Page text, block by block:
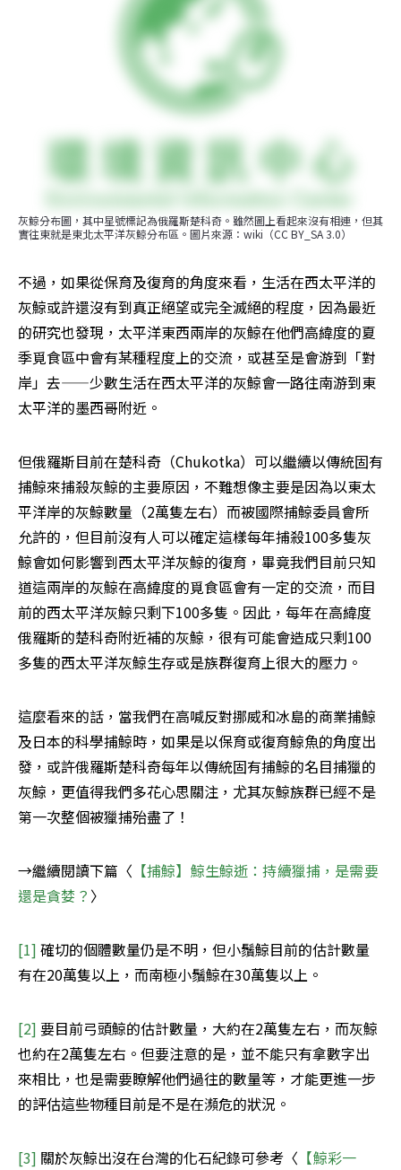
灰鯨分布圖，其中星號標記為俄羅斯楚科奇。雖然圖上看起來沒有相連，但其
實往東就是東北太平洋灰鯨分布區。圖片來源：wiki（CC BY_SA 3.0）
不過，如果從保育及復育的角度來看，生活在西太平洋的
灰鯨或許還沒有到真正絕望或完全滅絕的程度，因為最近
的研究也發現，太平洋東西兩岸的灰鯨在他們高緯度的夏
季覓食區中會有某種程度上的交流，或甚至是會游到「對
岸」去——少數生活在西太平洋的灰鯨會一路往南游到東
太平洋的墨西哥附近。
但俄羅斯目前在楚科奇（Chukotka）可以繼續以傳統固有
捕鯨來捕殺灰鯨的主要原因，不難想像主要是因為以東太
平洋岸的灰鯨數量（2萬隻左右）而被國際捕鯨委員會所
允許的，但目前沒有人可以確定這樣每年捕殺100多隻灰
鯨會如何影響到西太平洋灰鯨的復育，畢竟我們目前只知
道這兩岸的灰鯨在高緯度的覓食區會有一定的交流，而目
前的西太平洋灰鯨只剩下100多隻。因此，每年在高緯度
俄羅斯的楚科奇附近補的灰鯨，很有可能會造成只剩100
多隻的西太平洋灰鯨生存或是族群復育上很大的壓力。
這麼看來的話，當我們在高喊反對挪威和冰島的商業捕鯨
及日本的科學捕鯨時，如果是以保育或復育鯨魚的角度出
發，或許俄羅斯楚科奇每年以傳統固有捕鯨的名目捕獵的
灰鯨，更值得我們多花心思關注，尤其灰鯨族群已經不是
第一次整個被獵捕殆盡了！
→繼續閱讀下篇〈 【捕鯨】鯨生鯨逝：持續獵捕，是需要
還是貪婪？ 〉
[1] 確切的個體數量仍是不明，但小鬚鯨目前的估計數量
有在20萬隻以上，而南極小鬚鯨在30萬隻以上。
[2] 要目前弓頭鯨的估計數量，大約在2萬隻左右，而灰鯨
也約在2萬隻左右。但要注意的是，並不能只有拿數字出
來相比，也是需要瞭解他們過往的數量等，才能更進一步
的評估這些物種目前是不是在瀕危的狀況。
[3] 關於灰鯨出沒在台灣的化石紀錄可參考〈 【鯨彩一